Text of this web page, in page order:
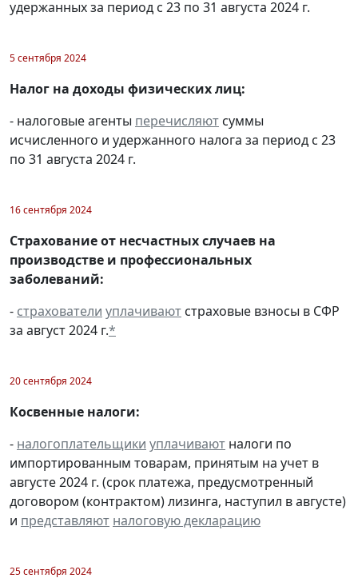
удержанных за период с 23 по 31 августа 2024 г.
5 сентября 2024
Налог на доходы физических лиц:
- налоговые агенты перечисляют суммы
исчисленного и удержанного налога за период с 23
по 31 августа 2024 г.
16 сентября 2024
Страхование от несчастных случаев на
производстве и профессиональных
заболеваний:
- страхователи уплачивают страховые взносы в СФР
за август 2024 г.*
20 сентября 2024
Косвенные налоги:
- налогоплательщики уплачивают налоги по
импортированным товарам, принятым на учет в
августе 2024 г. (срок платежа, предусмотренный
договором (контрактом) лизинга, наступил в августе)
и представляют налоговую декларацию
25 сентября 2024